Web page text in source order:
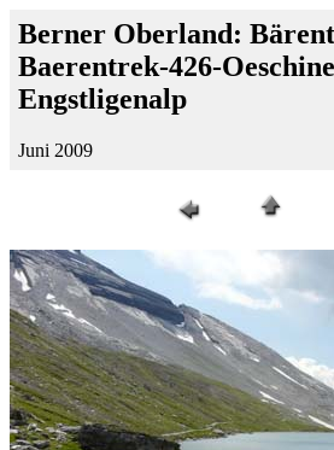
Berner Oberland:
Baerentrek-426-
Engstligenalp
Juni 2009